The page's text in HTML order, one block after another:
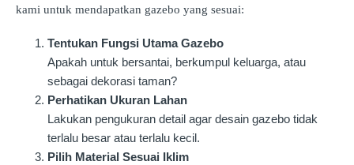
kami untuk mendapatkan gazebo yang sesuai:
Tentukan Fungsi Utama Gazebo
Apakah untuk bersantai, berkumpul keluarga, atau
sebagai dekorasi taman?
Perhatikan Ukuran Lahan
Lakukan pengukuran detail agar desain gazebo tidak
terlalu besar atau terlalu kecil.
Pilih Material Sesuai Iklim